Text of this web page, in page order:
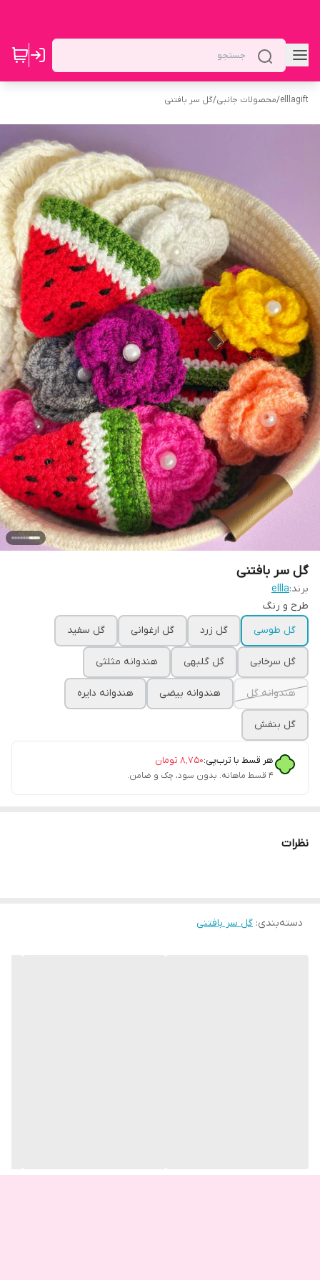
elllagift
/محصولات جانبی/گل سر بافتنی
گل سر بافتنی
برند:ellla
طرح و رنگ
گل طوسی
گل زرد گل ارغوانی گل سفید
گل سرخابی گل گلبهی هندوانه مثلثی
هندوانه گل هندوانه بیضی هندوانه دایره
گل بنفش
هر قسط با ترب‌پی:۸٬۷۵۰ تومان
۴ قسط ماهانه. بدون سود، چک و ضامن.
نظرات
دسته‌بندی: گل سر بافتنی